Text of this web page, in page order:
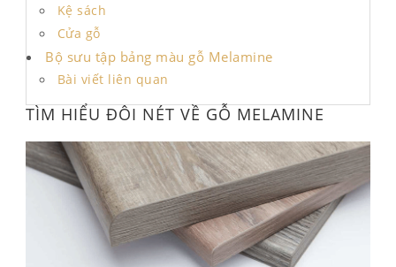
Kệ sách
Cửa gỗ
Bộ sưu tập bảng màu gỗ Melamine
Bài viết liên quan
TÌM HIỂU ĐÔI NÉT VỀ GỖ MELAMINE